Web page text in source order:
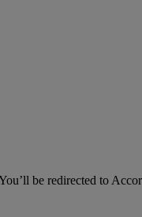
be redirected to